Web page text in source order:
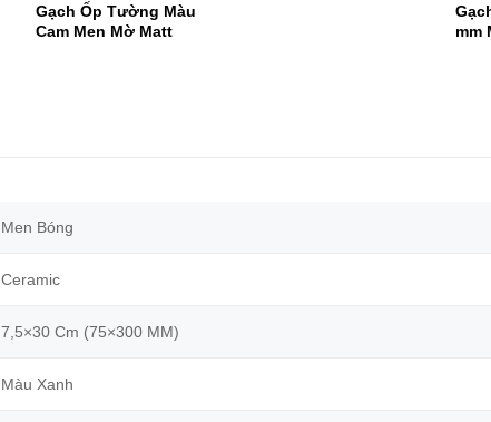
Gạch Ốp Tường Màu
Cam Men Mờ Matt
mm
Men Bóng
Ceramic
7,5×30 Cm (75×300 MM)
Màu Xanh